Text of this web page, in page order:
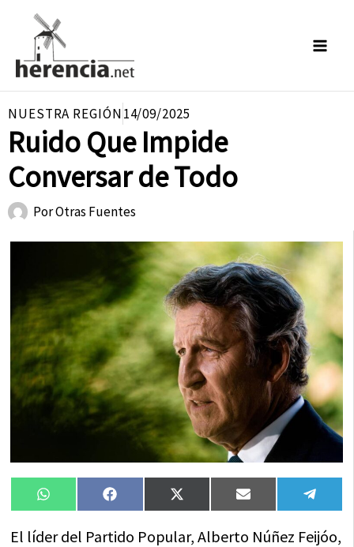
contenido
NUESTRA REGIÓN14/09/2025
Ruido Que Impide
Conversar de Todo
PorOtras Fuentes
Compartir
en
WhatsAppCompartir
en
FacebookCompartir
en
X
(Twitter)
Compartir
en
Email
en
El líder del Partido Popular, Alberto Núñez Feijóo,